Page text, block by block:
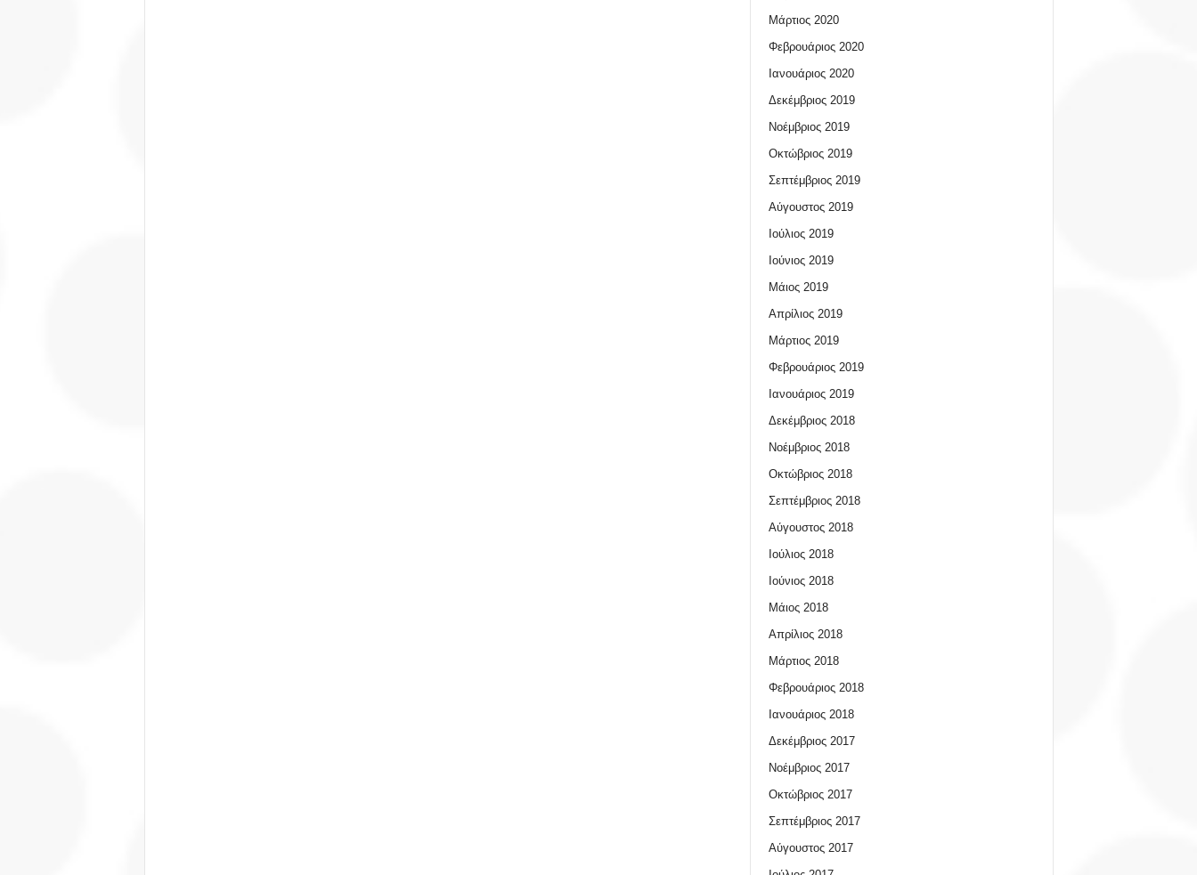
Μάρτιος 2020
Φεβρουάριος 2020
Ιανουάριος 2020
Δεκέμβριος 2019
Νοέμβριος 2019
Οκτώβριος 2019
Σεπτέμβριος 2019
Αύγουστος 2019
Ιούλιος 2019
Ιούνιος 2019
Μάιος 2019
Απρίλιος 2019
Μάρτιος 2019
Φεβρουάριος 2019
Ιανουάριος 2019
Δεκέμβριος 2018
Νοέμβριος 2018
Οκτώβριος 2018
Σεπτέμβριος 2018
Αύγουστος 2018
Ιούλιος 2018
Ιούνιος 2018
Μάιος 2018
Απρίλιος 2018
Μάρτιος 2018
Φεβρουάριος 2018
Ιανουάριος 2018
Δεκέμβριος 2017
Νοέμβριος 2017
Οκτώβριος 2017
Σεπτέμβριος 2017
Αύγουστος 2017